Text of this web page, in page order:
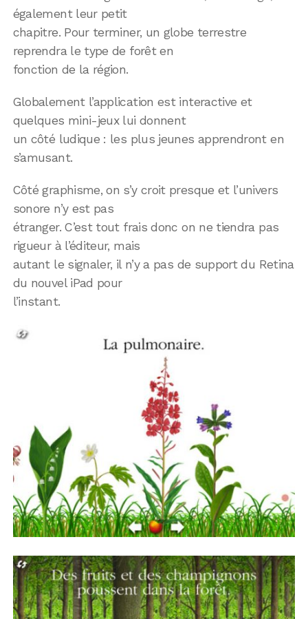
également leur petit
chapitre. Pour terminer, un globe terrestre
reprendra le type de forêt en
fonction de la région.
Globalement l’application est interactive et
quelques mini-jeux lui donnent
un côté ludique : les plus jeunes apprendront en
s’amusant.
Côté graphisme, on s’y croit presque et l’univers
sonore n’y est pas
étranger. C’est tout frais donc on ne tiendra pas
rigueur à l’éditeur, mais
autant le signaler, il n’y a pas de support du Retina
du nouvel iPad pour
l’instant.